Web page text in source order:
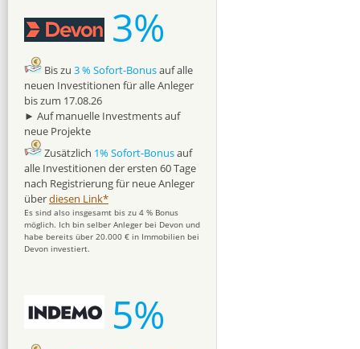
3%
Bis zu 3 % Sofort-Bonusauf alle
neuen Investitionen für alle Anleger
bis zum 17.08.26
► Auf manuelle Investments auf
neue Projekte
Zusätzlich 1% Sofort-Bonusauf
alle Investitionen der ersten 60 Tage
nach Registrierung für neue Anleger
überdiesen Link*
Es sind also insgesamt bis zu 4 % Bonus
möglich. Ich bin selber Anleger bei Devon und
habe bereits über 20.000 € in Immobilien bei
Devon investiert.
5%